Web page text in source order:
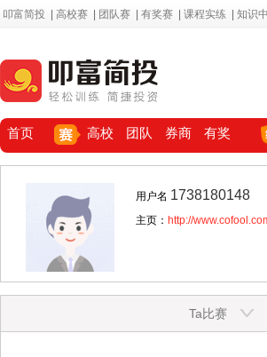
叩富简投 高校赛 团队赛 有奖赛 课程实练 知识
首页 高校 团队 券商 有奖
用户名 1738180148
主页： http://
Ta比赛